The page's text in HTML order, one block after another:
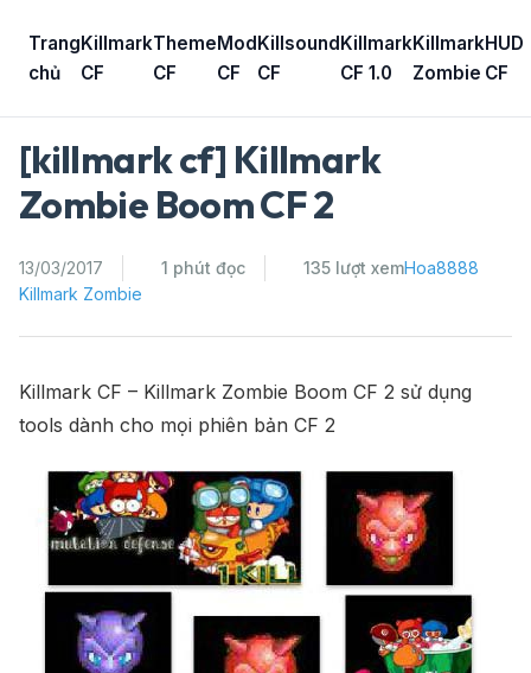
content
Trang
chủ
Killmark
CF
Theme
CF
Mod
CF
Killsound
CF
Killmark
CF 1.0
Killmark
Zombie
HUD
CF
[killmark cf] Killmark
Zombie Boom CF 2
13/03/2017 1 phút đọc 135 lượt xemHoa8888
Killmark Zombie
Killmark CF – Killmark Zombie Boom CF 2 sử dụng
tools dành cho mọi phiên bản CF 2